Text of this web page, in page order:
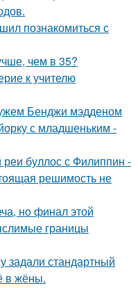
познакомиться с
чем в 35?
к учителю
Бенджи мэдденом
с младшеньким -
буллос с Филиппин -
решимость не
но финал этой
границы
задали стандартный
в жёны.